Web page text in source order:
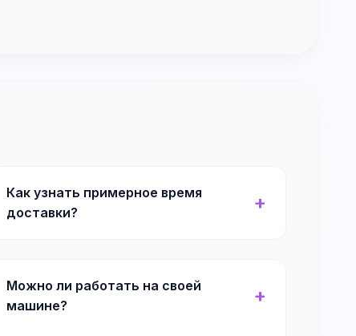
Как узнать примерное время
доставки?
Можно ли работать на своей
машине?